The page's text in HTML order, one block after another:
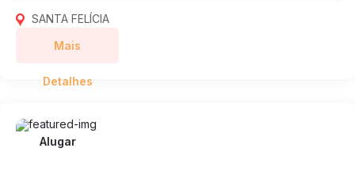
SANTA FELÍCIA
Mais
Detalhes
Alugar